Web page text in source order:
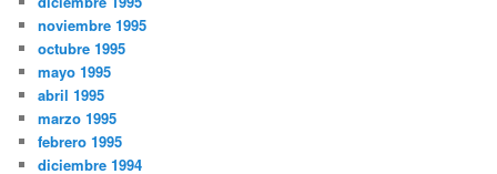
noviembre 1995
octubre 1995
mayo 1995
abril 1995
marzo 1995
febrero 1995
diciembre 1994